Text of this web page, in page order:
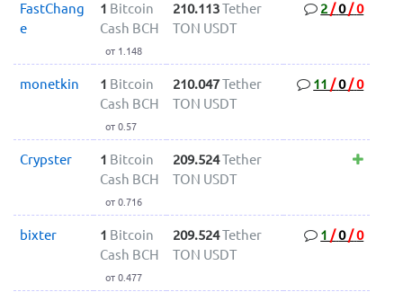
FastChang
e
1 Bitcoin
Cash BCH
от 1.148
210.113Tether
TON USDT
2/0/0
monetkin 1 Bitcoin
Cash BCH
от 0.57
210.047Tether
TON USDT
11/0/0
Crypster 1 Bitcoin
Cash BCH
от 0.716
209.524Tether
TON USDT
bixter 1 Bitcoin
Cash BCH
от 0.477
209.524Tether
TON USDT
1/0/0